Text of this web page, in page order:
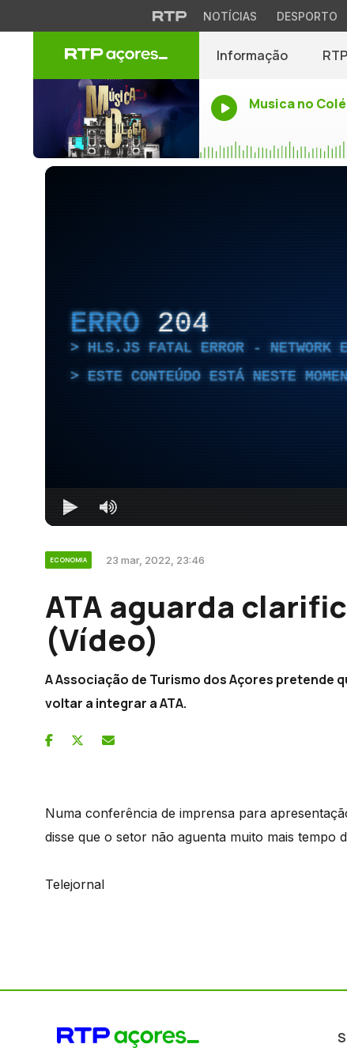
NOTÍCIAS DESPORTO
Informação
Musica no
ERRO 204
HLS.JS FATAL ERROR - NETWORK
ESTE CONTEÚDO ESTÁ NESTE
ECONOMIA 23 mar, 2022, 23:46
ATA aguarda
(Vídeo)
A Associação de Turismo dos Açores pretende
voltar a integrar a ATA.
Numa conferência de imprensa para
disse que o setor não aguenta muito mais tempo
Telejornal